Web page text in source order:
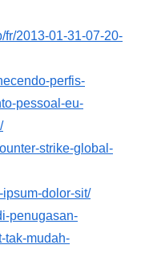
fr/2013-01-31-07-20-
perfis-
pessoal-eu-
strike-global-
ipsum-dolor-sit/
penugasan-
tak-mudah-